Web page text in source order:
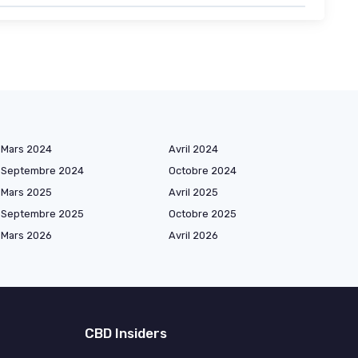
Mars 2024
Avril 2024
Septembre 2024
Octobre 2024
Mars 2025
Avril 2025
Septembre 2025
Octobre 2025
Mars 2026
Avril 2026
CBD Insiders